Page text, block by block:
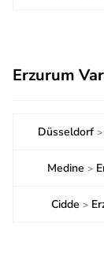
Erzurum
Düsseldorf >
Medine >
Cidde >